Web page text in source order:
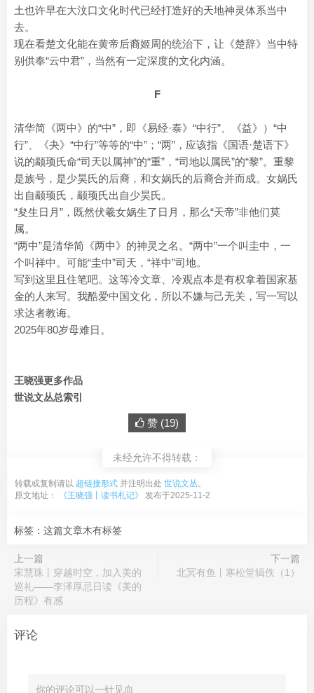
土也许早在大汶口文化时代已经打造好的天地神灵体系当中
去。
现在看楚文化能在黄帝后裔姬周的统治下，让《楚辞》当中特
别供奉“云中君”，当然有一定深度的文化内涵。
F
清华简《两中》的“中”，即《易经·泰》“中行”、《益》）“中
行”、《夬》“中行”等等的“中”；“两”，应该指《国语·楚语下》
说的颛顼氏命“司天以属神”的“重”，“司地以属民”的“黎”。重黎
是族号，是少昊氏的后裔，和女娲氏的后裔合并而成。女娲氏
出自颛顼氏，颛顼氏出自少昊氏。
“夋生日月”，既然伏羲女娲生了日月，那么“天帝”非他们莫
属。
“两中”是清华简《两中》的神灵之名。“两中”一个叫圭中，一
个叫祥中。可能“圭中”司天，“祥中”司地。
写到这里且住笔吧。这等冷文章、冷观点本是有权拿着国家基
金的人来写。我酷爱中国文化，所以不嫌与己无关，写一写以
求达者教诲。
2025年80岁母难日。
王晓强更多作品
世说文丛总索引
赞 (19)
未经允许不得转载：
转载或复制请以 超链接形式 并注明出处 世说文丛。
原文地址：
《王晓强丨读书札记》 发布于2025-11-2
标签：这篇文章木有标签
上一篇
宋慧珠丨穿越时空，加入美的
巡礼——李泽厚忌日读《美的
历程》有感
下一篇
北冥有鱼丨寒松堂辑佚（1）
评论